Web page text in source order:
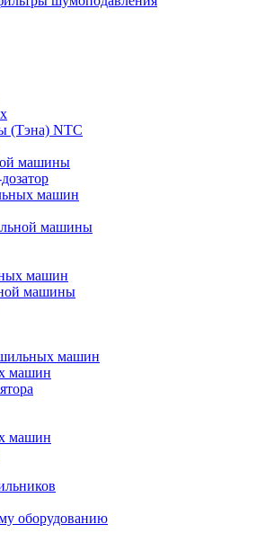
(Тэна) NTC
машины
машин
машины
машин
машины
машин
машин
машин
оборудованию